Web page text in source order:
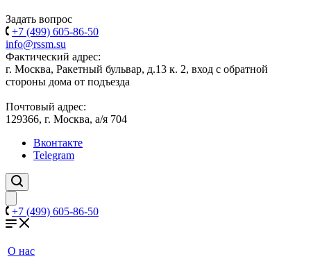
Задать вопрос
+7 (499) 605-86-50
info@rssm.su
Фактический адрес:
г. Москва, Ракетный бульвар, д.13 к. 2, вход с обратной
стороны дома от подъезда
Почтовый адрес:
129366, г. Москва, а/я 704
Вконтакте
Telegram
+7 (499) 605-86-50
О нас